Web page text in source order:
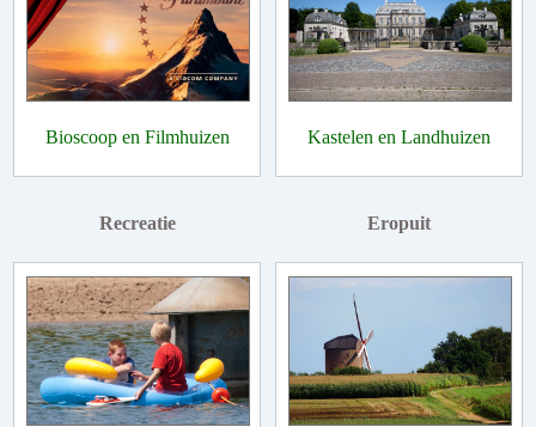
Bioscoop en Filmhuizen Kastelen en Landhuizen
Recreatie Eropuit